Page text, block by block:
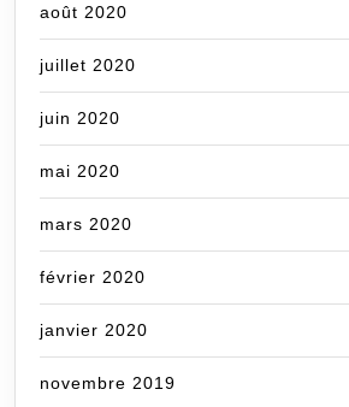
août 2020
juillet 2020
juin 2020
mai 2020
mars 2020
février 2020
janvier 2020
novembre 2019